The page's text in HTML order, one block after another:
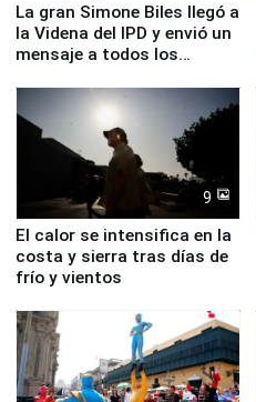
La gran Simone Biles llegó a
la Videna del IPD y envió un
mensaje a todos los
9
El calor se intensifica en la
costa y sierra tras días de
frío y vientos